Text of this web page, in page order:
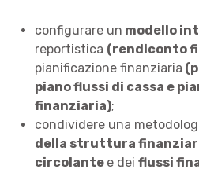
configurare un modello
reportistica (rendiconto
pianificazione finanziaria
piano flussi di cassa e
finanziaria);
condividere una
della struttura
circolante e dei flussi